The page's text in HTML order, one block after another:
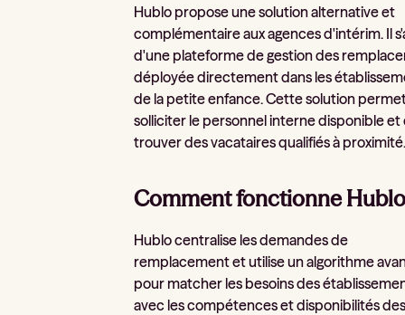
Hublo propose une solution alternative et
complémentaire aux agences d'intérim. Il
d'une plateforme de gestion des
déployée directement dans les
de la petite enfance. Cette solution
solliciter le personnel interne disponible et
trouver des vacataires qualifiés à
Comment fonctionne
Hublo centralise les demandes de
remplacement et utilise un algorithme
pour matcher les besoins des
avec les compétences et disponibilités